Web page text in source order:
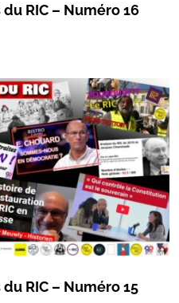
RIC – Numéro 16
RIC – Numéro 15